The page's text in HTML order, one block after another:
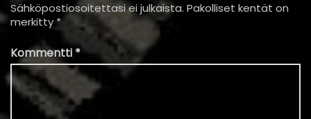
Sähköpostiosoitettasi ei julkaista. Pakolliset kentät on
merkitty *
Kommentti *